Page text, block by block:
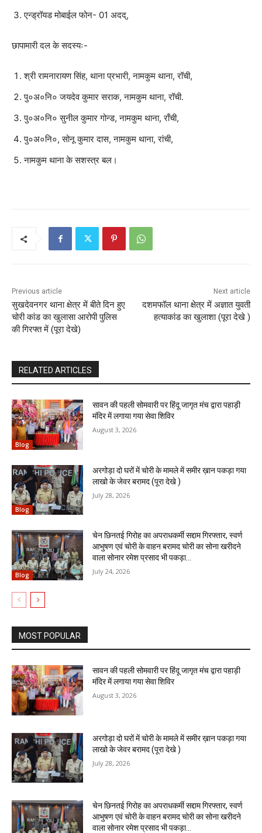
एन्ड्रॉयड मोबाईल फोन- 01 अदद्,
छापामारी दल के सदस्यः-
श्री रामनारायण सिंह, थाना प्रभारी, नामकुम थाना, रॉची,
पु०अ०नि० जयदेव कुमार सराक, नामकुम थाना, रॉची.
पु०अ०नि० सुनील कुमार गोन्ड, नामकुम थाना, राँची,
पु०अ०नि०, सोनू कुमार दास, नामकुम थाना, रांची,
नामकुम थाना के सशस्त्र बल।
Previous article
सुखदेवनगर थाना क्षेत्र में बीते दिन हुए
चोरी कांड का खुलासा आरोपी पुलिस
की गिरफ्त में (पूरा देखे)
Next article
दशमफॉल थाना क्षेत्र में अज्ञात युवती
हत्याकांड का खुलाशा (पूरा देखे )
RELATED ARTICLES
Blog
सावन की पहली सोमवारी पर हिंदू जागृत मंच द्वारा पहाड़ी
मंदिर में लगाया गया सेवा शिविर
August 3, 2026
Blog
अरगोड़ा दो घरों में चोरी के मामले में समीर ख़ान पकड़ा गया
लाखो के जेवर बरामद (पूरा देखे )
July 28, 2026
Blog
चेन छिनतई गिरोह का अपराधकर्मी सद्दाम गिरफ्तार, स्वर्ण
आभुषण एवं चोरी के वाहन बरामद चोरी का सोना खरीदने
वाला सोनार रमेश प्रसाद भी पकड़ा...
July 24, 2026
MOST POPULAR
सावन की पहली सोमवारी पर हिंदू जागृत मंच द्वारा पहाड़ी
मंदिर में लगाया गया सेवा शिविर
August 3, 2026
अरगोड़ा दो घरों में चोरी के मामले में समीर ख़ान पकड़ा गया
लाखो के जेवर बरामद (पूरा देखे )
July 28, 2026
चेन छिनतई गिरोह का अपराधकर्मी सद्दाम गिरफ्तार, स्वर्ण
आभुषण एवं चोरी के वाहन बरामद चोरी का सोना खरीदने
वाला सोनार रमेश प्रसाद भी पकड़ा...